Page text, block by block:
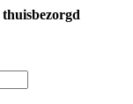
thuisbezorgd